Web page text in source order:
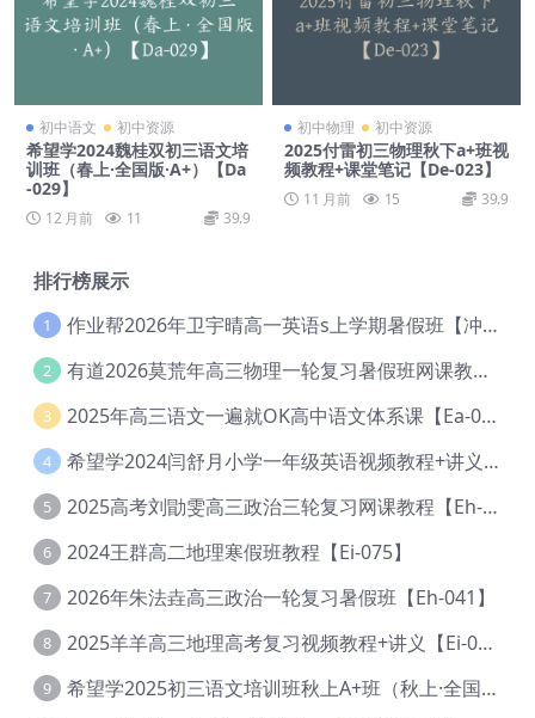
初中语文 初中资源
希望学2024魏桂双初三语文培
训班（春上·全国版·A+）【Da
-029】
12 月前 11 39.9
初中物理 初中资源
2025付雷初三物理秋下a+班视
频教程+课堂笔记【De-023】
11 月前 15 39.9
排行榜展示
1 作业帮2026年卫宇晴高一英语s上学期暑假班【冲顶班】【Ec-003】
2 有道2026莫荒年高三物理一轮复习暑假班网课教程【Ef-044】
3 2025年高三语文一遍就OK高中语文体系课【Ea-028】
4 希望学2024闫舒月小学一年级英语视频教程+讲义【Cc-004】
5 2025高考刘勖雯高三政治三轮复习网课教程【Eh-061】
6 2024王群高二地理寒假班教程【Ei-075】
7 2026年朱法垚高三政治一轮复习暑假班【Eh-041】
8 2025羊羊高三地理高考复习视频教程+讲义【Ei-051】
9 希望学2025初三语文培训班秋上A+班（秋上·全国版·A+）【Da-031】